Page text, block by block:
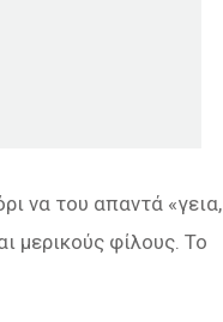
να του απαντά «γεια,
μερικούς φίλους. Το